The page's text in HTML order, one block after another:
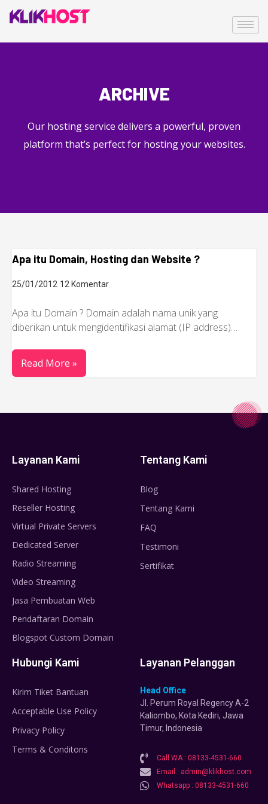
ARCHIVE
Our hosting service delivers a powerful, proven
platform that’s perfect for hosting your websites.
Apa itu Domain, Hosting dan Website ?
25/01/2012 12 Komentar
Apa itu Domain ? Domain adalah nama unik yang
diberikan untuk mengidentifikasi alamat (IP address)…
Read More »
Layanan Kami
Shared Hosting
Reseller Hosting
Virtual Private Servers
Dedicated Server
Radio Streaming
Video Streaming
Jasa Pembuatan Web
Pendaftaran Domain
Blogspot Custom Domain
Tentang Kami
Blog
Tentang Kami
FAQ
Testimoni
Sertifikat
Hubungi Kami
Kirim Tiket Bantuan
Acceptable Use Policy
Privacy Policy
Terms & Conditons
Layanan Pelanggan
Head Office
Jl. Perum Royal Regency A-2
Kaliombo, Kota Kediri, Jawa
Timur, Indonesia
Call WA : 08133-4531-660
Email : admin@klikhost.com
Whatsapp : 08133-4531-660